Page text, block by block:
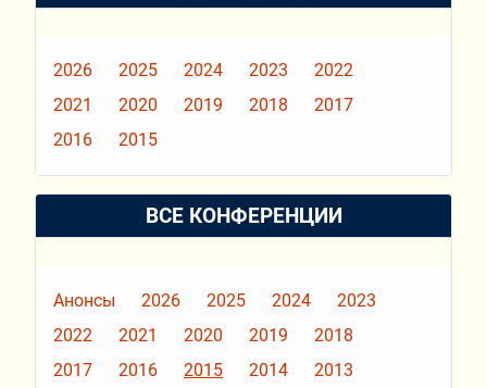
2026 2025 2024 2023
2022
2021
2020 2019 2018
2017
2016
2015
ВСЕ КОНФЕРЕНЦИИ
Анонсы 2026 2025 2024
2023
2022
2021 2020 2019
2018
2017
2016 2015 2014
2013